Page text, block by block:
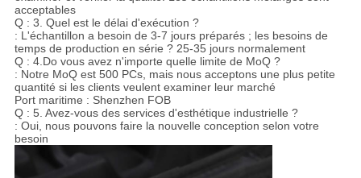
acceptables
Q : 3. Quel est le délai d'exécution ?
: L'échantillon a besoin de 3-7 jours préparés ; les besoins de
temps de production en série ? 25-35 jours normalement
Q : 4.Do vous avez n'importe quelle limite de MoQ ?
: Notre MoQ est 500 PCs, mais nous acceptons une plus petite
quantité si les clients veulent examiner leur marché
Port maritime : Shenzhen FOB
Q : 5. Avez-vous des services d'esthétique industrielle ?
: Oui, nous pouvons faire la nouvelle conception selon votre
besoin